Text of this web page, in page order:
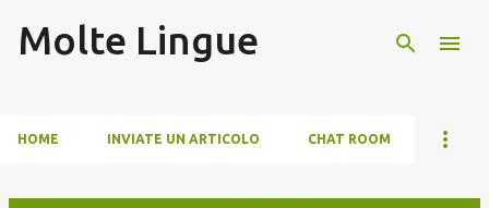
Molte Lingue
HOME INVIATE UN ARTICOLO CHAT ROOM